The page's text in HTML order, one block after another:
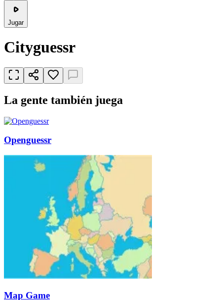
Jugar
Cityguessr
La gente también juega
Openguessr
Map Game